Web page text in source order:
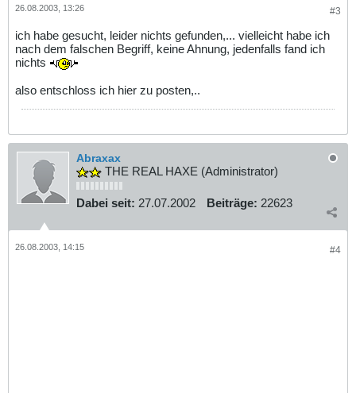
#3
26.08.2003, 13:26
ich habe gesucht, leider nichts gefunden,... vielleicht habe ich
nach dem falschen Begriff, keine Ahnung, jedenfalls fand ich
nichts
also entschloss ich hier zu posten,..
Abraxax
THE REAL HAXE (Administrator)
Dabei seit: 27.07.2002 Beiträge: 22623
#4
26.08.2003, 14:15